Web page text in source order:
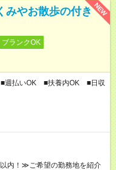
NEW
みやお散歩の付き
ブランクOK
週払いOK ■扶養内OK ■日収
内！≫ご希望の勤務地を紹介